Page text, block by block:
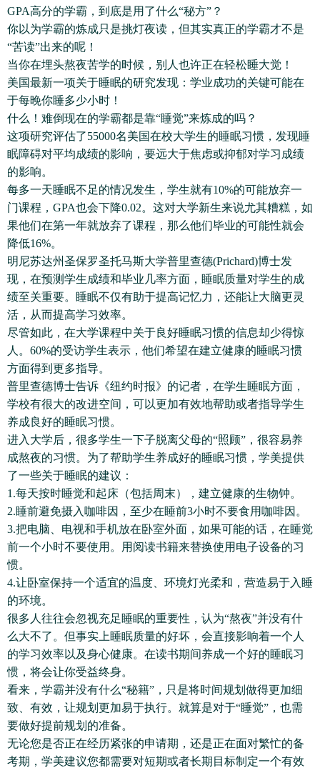
GPA高分的学霸，到底是用了什么“秘方”？
你以为学霸的炼成只是挑灯夜读，但其实真正的学霸才不是
“苦读”出来的呢！
当你在埋头熬夜苦学的时候，别人也许正在轻松睡大觉！
美国最新一项关于睡眠的研究发现：学业成功的关键可能在
于每晚你睡多少小时！
什么！难倒现在的学霸都是靠“睡觉”来炼成的吗？
这项研究评估了55000名美国在校大学生的睡眠习惯，发现睡
眠障碍对平均成绩的影响，要远大于焦虑或抑郁对学习成绩
的影响。
每多一天睡眠不足的情况发生，学生就有10%的可能放弃一
门课程，GPA也会下降0.02。这对大学新生来说尤其糟糕，如
果他们在第一年就放弃了课程，那么他们毕业的可能性就会
降低16%。
明尼苏达州圣保罗圣托马斯大学普里查德(Prichard)博士发
现，在预测学生成绩和毕业几率方面，睡眠质量对学生的成
绩至关重要。睡眠不仅有助于提高记忆力，还能让大脑更灵
活，从而提高学习效率。
尽管如此，在大学课程中关于良好睡眠习惯的信息却少得惊
人。60%的受访学生表示，他们希望在建立健康的睡眠习惯
方面得到更多指导。
普里查德博士告诉《纽约时报》的记者，在学生睡眠方面，
学校有很大的改进空间，可以更加有效地帮助或者指导学生
养成良好的睡眠习惯。
进入大学后，很多学生一下子脱离父母的“照顾”，很容易养
成熬夜的习惯。为了帮助学生养成好的睡眠习惯，学美提供
了一些关于睡眠的建议：
1.每天按时睡觉和起床（包括周末），建立健康的生物钟。
2.睡前避免摄入咖啡因，至少在睡前3小时不要食用咖啡因。
3.把电脑、电视和手机放在卧室外面，如果可能的话，在睡觉
前一个小时不要使用。用阅读书籍来替换使用电子设备的习
惯。
4.让卧室保持一个适宜的温度、环境灯光柔和，营造易于入睡
的环境。
很多人往往会忽视充足睡眠的重要性，认为“熬夜”并没有什
么大不了。但事实上睡眠质量的好坏，会直接影响着一个人
的学习效率以及身心健康。在读书期间养成一个好的睡眠习
惯，将会让你受益终身。
看来，学霸并没有什么“秘籍”，只是将时间规划做得更加细
致、有效，让规划更加易于执行。就算是对于“睡觉”，也需
要做好提前规划的准备。
无论您是否正在经历紧张的申请期，还是正在面对繁忙的备
考期，学美建议您都需要对短期或者长期目标制定一个有效